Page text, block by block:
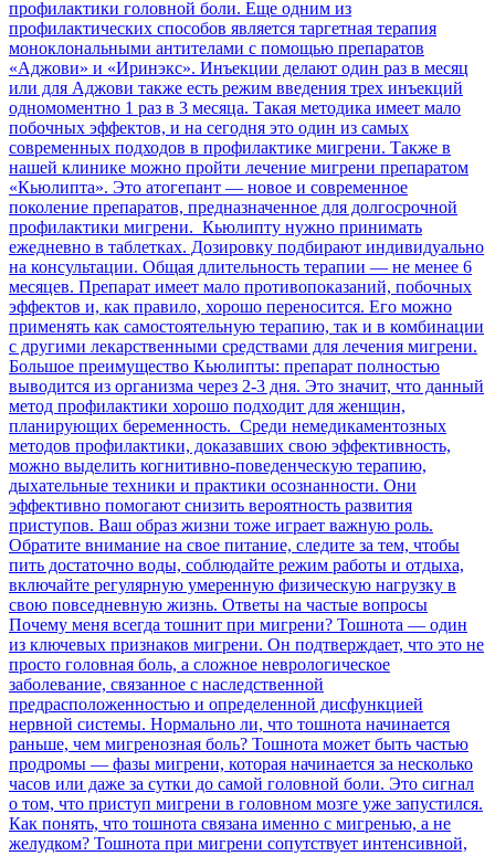
профилактики головной боли. Еще одним из
профилактических способов является таргетная терапия
моноклональными антителами с помощью препаратов
«Аджови» и «Иринэкс». Инъекции делают один раз в месяц
или для Аджови также есть режим введения трех инъекций
одномоментно 1 раз в 3 месяца. Такая методика имеет мало
побочных эффектов, и на сегодня это один из самых
современных подходов в профилактике мигрени. Также в
нашей клинике можно пройти лечение мигрени препаратом
«Кьюлипта». Это атогепант — новое и современное
поколение препаратов, предназначенное для долгосрочной
профилактики мигрени. Кьюлипту нужно принимать
ежедневно в таблетках. Дозировку подбирают индивидуально
на консультации. Общая длительность терапии — не менее 6
месяцев. Препарат имеет мало противопоказаний, побочных
эффектов и, как правило, хорошо переносится. Его можно
применять как самостоятельную терапию, так и в комбинации
с другими лекарственными средствами для лечения мигрени.
Большое преимущество Кьюлипты: препарат полностью
выводится из организма через 2-3 дня. Это значит, что данный
метод профилактики хорошо подходит для женщин,
планирующих беременность. Среди немедикаментозных
методов профилактики, доказавших свою эффективность,
можно выделить когнитивно-поведенческую терапию,
дыхательные техники и практики осознанности. Они
эффективно помогают снизить вероятность развития
приступов. Ваш образ жизни тоже играет важную роль.
Обратите внимание на свое питание, следите за тем, чтобы
пить достаточно воды, соблюдайте режим работы и отдыха,
включайте регулярную умеренную физическую нагрузку в
свою повседневную жизнь. Ответы на частые вопросы
Почему меня всегда тошнит при мигрени? Тошнота — один
из ключевых признаков мигрени. Он подтверждает, что это не
просто головная боль, а сложное неврологическое
заболевание, связанное с наследственной
предрасположенностью и определенной дисфункцией
нервной системы. Нормально ли, что тошнота начинается
раньше, чем мигренозная боль? Тошнота может быть частью
продромы — фазы мигрени, которая начинается за несколько
часов или даже за сутки до самой головной боли. Это сигнал
о том, что приступ мигрени в головном мозге уже запустился.
Как понять, что тошнота связана именно с мигренью, а не
желудком? Тошнота при мигрени сопутствует интенсивной,